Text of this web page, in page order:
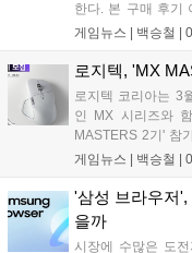
한다. 본 구매 후기
GAMING GeForce
분들에 한 해 제공
이션 에코백을 증정
게임뉴스 | 백승철
로지텍, 'MX
로지텍 코리아는 3
인 MX 시리즈와
MASTERS 2기' 참
이 운영하는 커뮤니
선발된 참가자는 약
작 프로그램에 참여
성 도구 활용 방식
게임뉴스 | 백승철
'삼성 브라우저
을까
시장에 수많은 도